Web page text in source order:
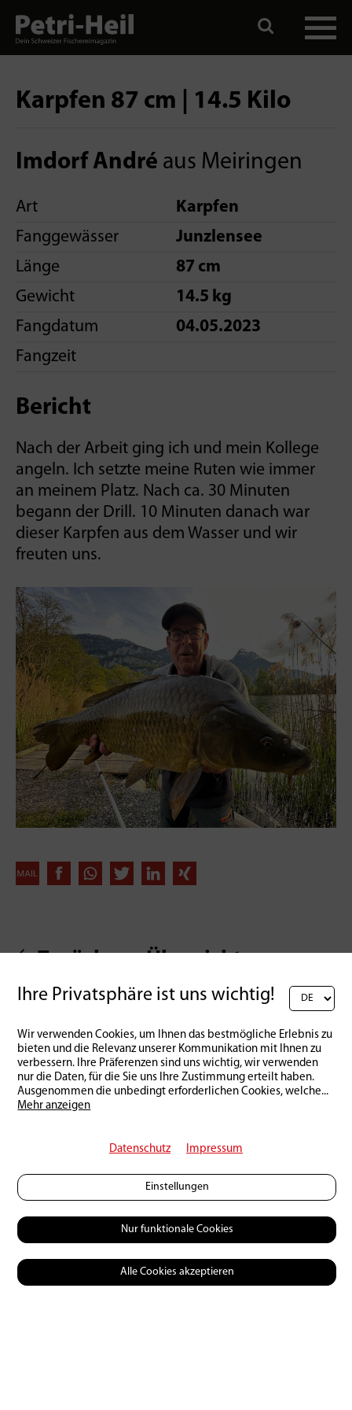
Karpfen 87 cm | 14.5 Kilo
Imdorf André aus Meiringen
Art
Karpfen
Fanggewässer
Junzlensee
Länge
87 cm
Gewicht
14.5 kg
Fangdatum
04.05.2023
Fangzeit
Bericht
Nach der Arbeit ging ich und mein Kollege
angeln. Ich setzte meine Ruten wie immer
an meinem Platz. Nach ca. 30 Minuten
begann der Drill. 10 Minuten danach war
dieser Karpfen aus dem Wasser und wir
freuten uns.
Zurück zur Übersicht
Ihre Privatsphäre ist uns wichtig!
Wir verwenden Cookies, um Ihnen das bestmögliche Erlebnis zu
bieten und die Relevanz unserer Kommunikation mit Ihnen zu
verbessern. Ihre Präferenzen sind uns wichtig, wir verwenden
nur die Daten, für die Sie uns Ihre Zustimmung erteilt haben.
Ausgenommen die unbedingt erforderlichen Cookies, welche...
Mehr anzeigen
Datenschutz Impressum
Einstellungen
Nur funktionale Cookies
Alle Cookies akzeptieren